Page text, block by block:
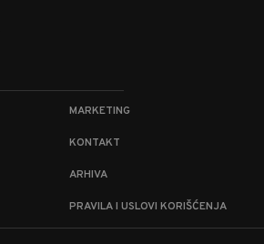
MARKETING
KONTAKT
ARHIVA
PRAVILA I USLOVI KORIŠĆENJA